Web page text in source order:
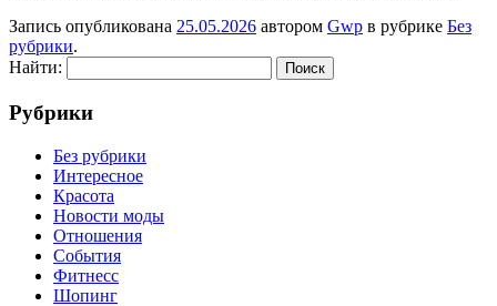
Запись опубликована 25.05.2026 автором Gwp в рубрике Без
рубрики.
Найти:
Рубрики
Без рубрики
Интересное
Красота
Новости моды
Отношения
События
Фитнесс
Шопинг